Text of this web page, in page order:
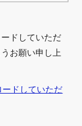
ドしていただ
お願い申し上
ドしていただ